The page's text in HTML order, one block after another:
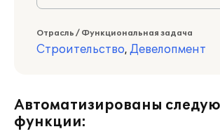
Отрасль / Функциональная задача
Строительство, Девелопмент
Автоматизированы
функции: